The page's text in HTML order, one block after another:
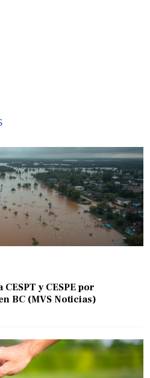
y CESPE por
BC (MVS Noticias)